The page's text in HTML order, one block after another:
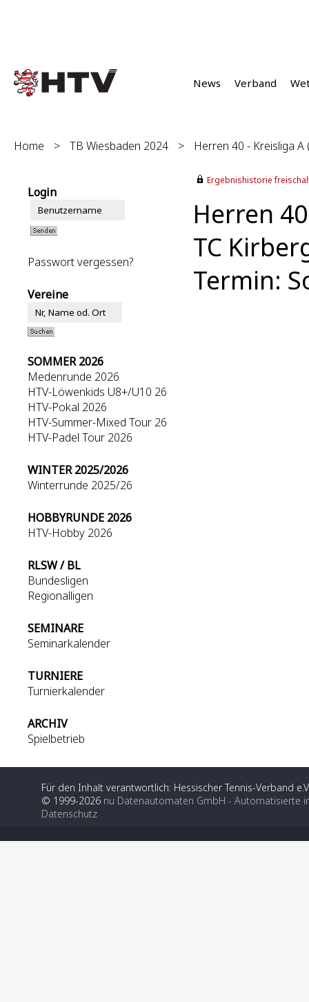
News Verband
Home > TB Wiesbaden 2024 > Herren 40 - Kreisliga A
Login
Passwort vergessen?
Vereine
SOMMER 2026
Medenrunde 2026
HTV-Löwenkids U8+/U10 26
HTV-Pokal 2026
HTV-Summer-Mixed Tour 26
HTV-Padel Tour 2026
WINTER 2025/2026
Winterrunde 2025/26
HOBBYRUNDE 2026
HTV-Hobby 2026
RLSW / BL
Bundesligen
Regionalligen
SEMINARE
Seminarkalender
TURNIERE
Turnierkalender
ARCHIV
Spielbetrieb
Ergebnishistorie
Herren
TC
Termin:
Für den Inhalt verantwortlich: Hessischer Tennis-Verband
© 1999-2026 nu Datenautomaten GmbH - Automatisierte
Datenschutz